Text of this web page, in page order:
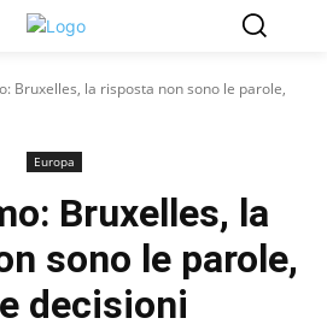
Bruxelles, la risposta non sono le parole,
Europa
Bruxelles, la
sono le parole,
decisioni